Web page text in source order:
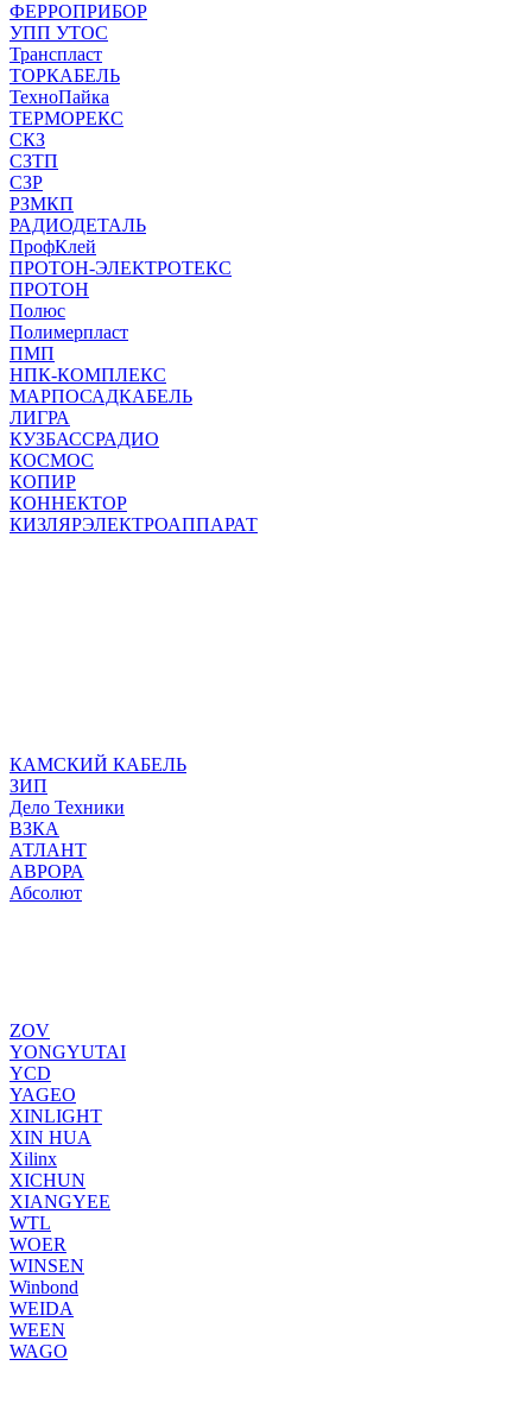
ФЕРРОПРИБОР
УПП УТОС
Транспласт
ТОРКАБЕЛЬ
ТехноПайка
ТЕРМОРЕКС
СКЗ
СЗТП
СЗР
РЗМКП
РАДИОДЕТАЛЬ
ПрофКлей
ПРОТОН-ЭЛЕКТРОТЕКС
ПРОТОН
Полюс
Полимерпласт
ПМП
НПК-КОМПЛЕКС
МАРПОСАДКАБЕЛЬ
ЛИГРА
КУЗБАССРАДИО
КОСМОС
КОПИР
КОННЕКТОР
КИЗЛЯРЭЛЕКТРОАППАРАТ
КАМСКИЙ КАБЕЛЬ
ЗИП
Дело Техники
ВЗКА
АТЛАНТ
АВРОРА
Абсолют
ZOV
YONGYUTAI
YCD
YAGEO
XINLIGHT
XIN HUA
Xilinx
XICHUN
XIANGYEE
WTL
WOER
WINSEN
Winbond
WEIDA
WEEN
WAGO